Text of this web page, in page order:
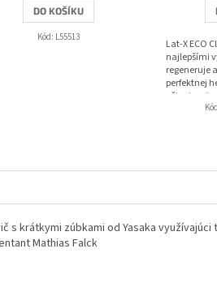
DO KOŠÍKU
Kód: L55513
Lat-X ECO
najlepšími
regeneruje
perfektnej
oživuje
s krátkymi zúbkami od Yasaka
Mathias Falck